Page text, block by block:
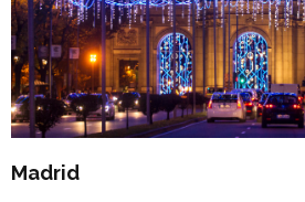
Madrid